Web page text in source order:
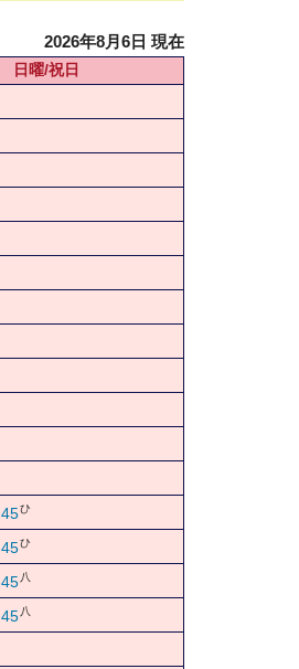
2026年8月6日 現在
日曜/祝日
45ひ
45ひ
45 八
45 八